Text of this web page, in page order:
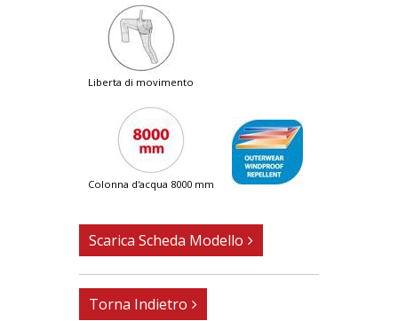
liberta di movimento
colonna d'acqua 8000 mm
Scarica Scheda Modello
Torna Indietro